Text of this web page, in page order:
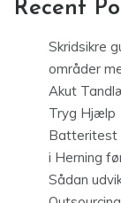
Recent
Skridsikre
områder
Akut
Tryg Hjælp
Batteritest
i Herning
Sådan